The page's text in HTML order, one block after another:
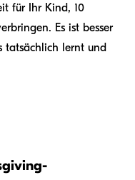
für Ihr Kind, 10
Es ist besser
tatsächlich lernt und